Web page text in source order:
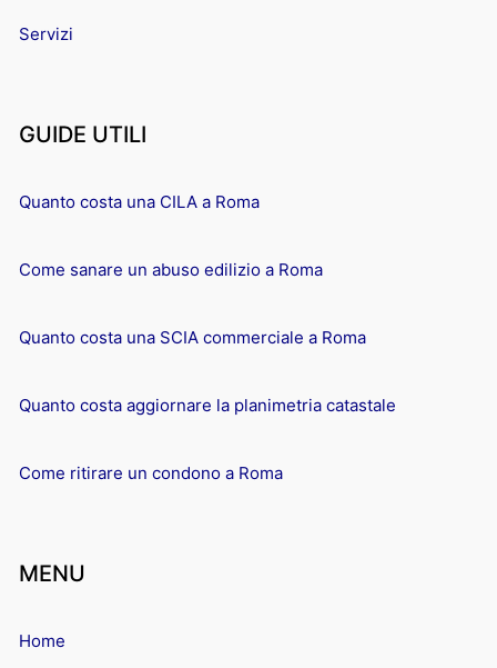
Servizi
GUIDE UTILI
Quanto costa una CILA a Roma
Come sanare un abuso edilizio a Roma
Quanto costa una SCIA commerciale a Roma
Quanto costa aggiornare la planimetria catastale
Come ritirare un condono a Roma
MENU
Home